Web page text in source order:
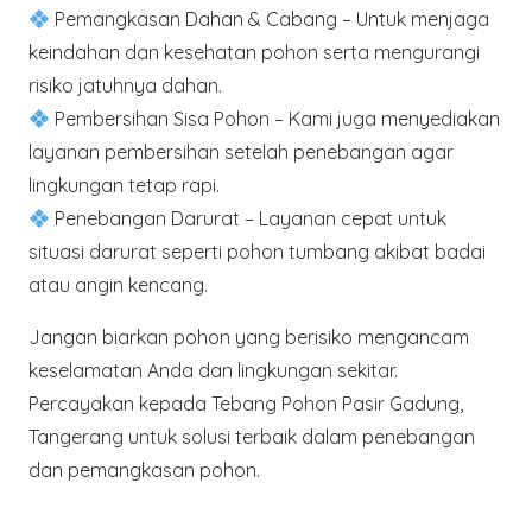
Pemangkasan Dahan & Cabang – Untuk menjaga
keindahan dan kesehatan pohon serta mengurangi
risiko jatuhnya dahan.
Pembersihan Sisa Pohon – Kami juga menyediakan
layanan pembersihan setelah penebangan agar
lingkungan tetap rapi.
Penebangan Darurat – Layanan cepat untuk
situasi darurat seperti pohon tumbang akibat badai
atau angin kencang.
Jangan biarkan pohon yang berisiko mengancam
keselamatan Anda dan lingkungan sekitar.
Percayakan kepada Tebang Pohon Pasir Gadung,
Tangerang untuk solusi terbaik dalam penebangan
dan pemangkasan pohon.